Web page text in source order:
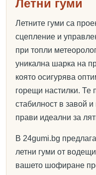
Летни гуми
Летните гуми са
сцепление и
при топли
уникална шарка на
която осигурява
горещи настилки. Те
стабилност в завой и
прави идеални за
В 24gumi.bg
летни гуми от
вашето шофиране